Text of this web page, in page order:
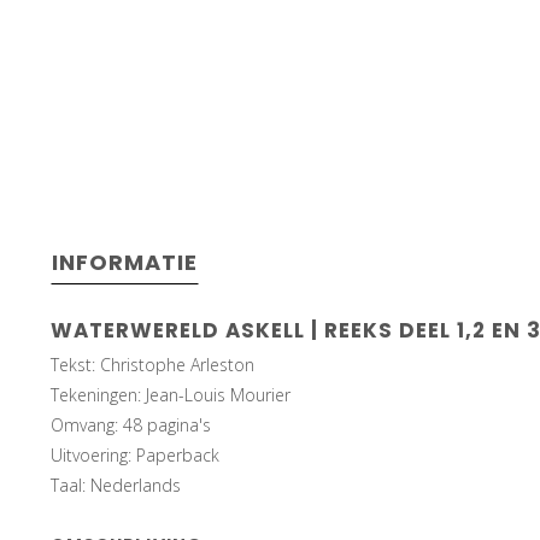
INFORMATIE
WATERWERELD ASKELL | REEKS DEEL 1,2 EN 3
Tekst: Christophe Arleston
Tekeningen: Jean-Louis Mourier
Omvang: 48 pagina's
Uitvoering: Paperback
Taal: Nederlands